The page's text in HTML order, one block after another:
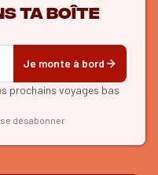
ta boîte
Je monte à bord
prochains voyages bas
désabonner